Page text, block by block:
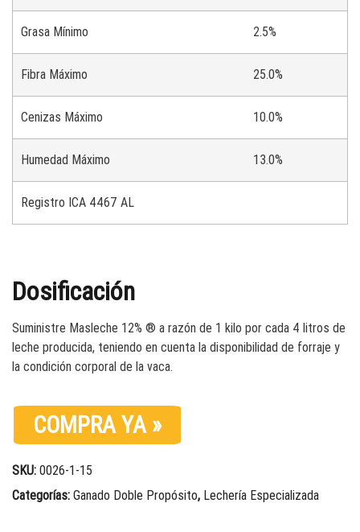
Grasa Mínimo 2.5%
Fibra Máximo 25.0%
Cenizas Máximo 10.0%
Humedad Máximo 13.0%
Registro ICA 4467 AL
Dosificación
Suministre Masleche 12% ® a razón de 1 kilo por cada 4 litros de
leche producida, teniendo en cuenta la disponibilidad de forraje y
la condición corporal de la vaca.
COMPRA YA »
SKU: 0026-1-15
Categorías: Ganado Doble Propósito, Lechería Especializada